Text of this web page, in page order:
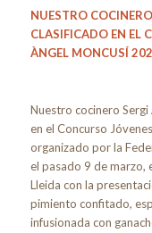
NUESTRO
CLASIFICADO EN EL
ÀNGEL MONCUSÍ
Nuestro cocinero
en el Concurso
organizado por la
el pasado 9 de marzo,
Lleida con la
pimiento confitado,
infusionada con